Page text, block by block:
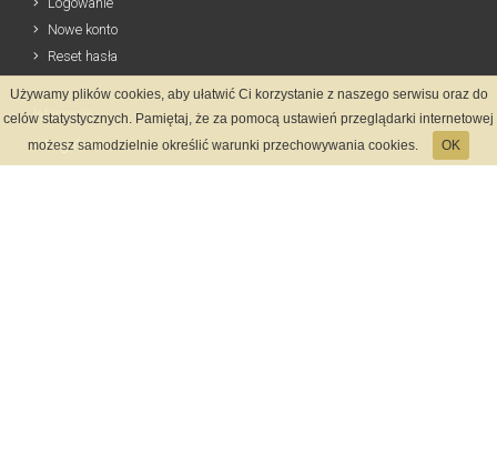
Nowe konto
Reset hasła
Informacje
Regulamin
Używamy plików cookies, aby ułatwić Ci korzystanie z naszego serwisu oraz do
celów statystycznych. Pamiętaj, że za pomocą ustawień przeglądarki internetowej
możesz samodzielnie określić warunki przechowywania cookies.
OK